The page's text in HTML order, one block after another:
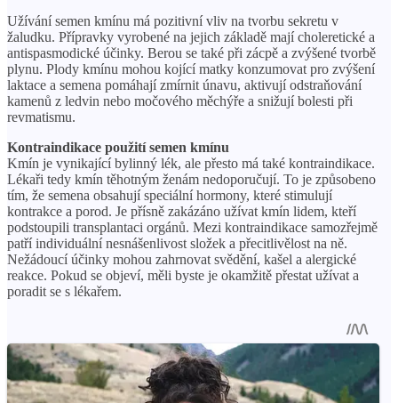
Užívání semen kmínu má pozitivní vliv na tvorbu sekretu v
žaludku. Přípravky vyrobené na jejich základě mají choleretické a
antispasmodické účinky. Berou se také při zácpě a zvýšené tvorbě
plynu. Plody kmínu mohou kojící matky konzumovat pro zvýšení
laktace a semena pomáhají zmírnit únavu, aktivují odstraňování
kamenů z ledvin nebo močového měchýře a snižují bolesti při
revmatismu.
Kontraindikace použití semen kmínu
Kmín je vynikající bylinný lék, ale přesto má také kontraindikace.
Lékaři tedy kmín těhotným ženám nedoporučují. To je způsobeno
tím, že semena obsahují speciální hormony, které stimulují
kontrakce a porod. Je přísně zakázáno užívat kmín lidem, kteří
podstoupili transplantaci orgánů. Mezi kontraindikace samozřejmě
patří individuální nesnášenlivost složek a přecitlivělost na ně.
Nežádoucí účinky mohou zahrnovat svědění, kašel a alergické
reakce. Pokud se objeví, měli byste je okamžitě přestat užívat a
poradit se s lékařem.